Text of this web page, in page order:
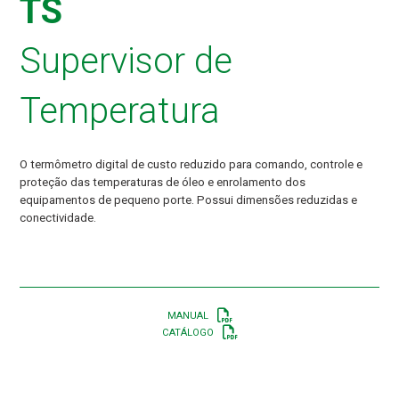
TS
Supervisor de
Temperatura
O termômetro digital de custo reduzido para comando, controle e
proteção das temperaturas de óleo e enrolamento dos
equipamentos de pequeno porte. Possui dimensões reduzidas e
conectividade.
MANUAL
CATÁLOGO